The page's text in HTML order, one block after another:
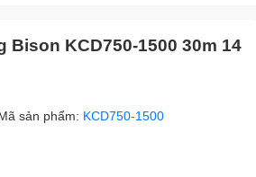
Bison KCD750-1500 30m 14
sản phẩm: KCD750-1500